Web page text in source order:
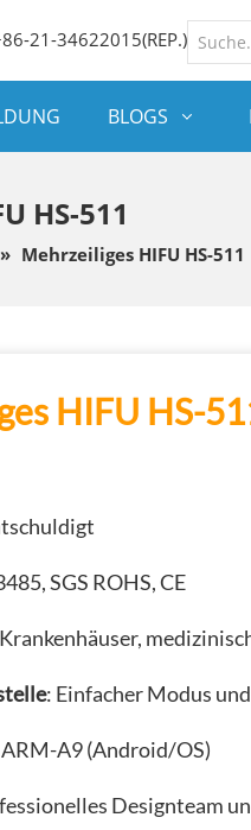
21-34622015(REP.)
BLOGS
HS-511
» Mehrzeiliges HIFU HS-511
HIFU HS-
SGS ROHS, CE
: Einfacher Modus
ARM-A9 (Android/OS)
Designteam